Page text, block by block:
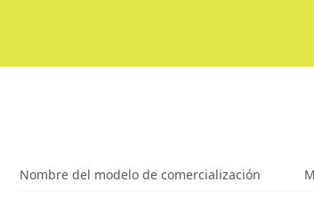
Nombre del modelo de comercialización